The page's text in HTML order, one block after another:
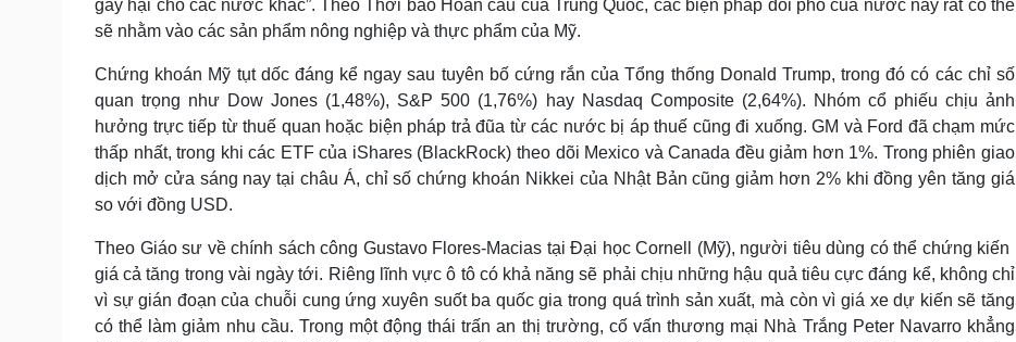
gây hại cho các nước khác”. Theo Thời báo Hoàn cầu của Trung Quốc, các biện pháp đối phó của nước này rất có thể
sẽ nhằm vào các sản phẩm nông nghiệp và thực phẩm của Mỹ.
Chứng khoán Mỹ tụt dốc đáng kể ngay sau tuyên bố cứng rắn của Tổng thống Donald Trump, trong đó có các chỉ số
quan trọng như Dow Jones (1,48%), S&P 500 (1,76%) hay Nasdaq Composite (2,64%). Nhóm cổ phiếu chịu ảnh
hưởng trực tiếp từ thuế quan hoặc biện pháp trả đũa từ các nước bị áp thuế cũng đi xuống. GM và Ford đã chạm mức
thấp nhất, trong khi các ETF của iShares (BlackRock) theo dõi Mexico và Canada đều giảm hơn 1%. Trong phiên giao
dịch mở cửa sáng nay tại châu Á, chỉ số chứng khoán Nikkei của Nhật Bản cũng giảm hơn 2% khi đồng yên tăng giá
so với đồng USD.
Theo Giáo sư về chính sách công Gustavo Flores-Macias tại Đại học Cornell (Mỹ), người tiêu dùng có thể chứng kiến ​​
giá cả tăng trong vài ngày tới. Riêng lĩnh vực ô tô có khả năng sẽ phải chịu những hậu quả tiêu cực đáng kể, không chỉ
vì sự gián đoạn của chuỗi cung ứng xuyên suốt ba quốc gia trong quá trình sản xuất, mà còn vì giá xe dự kiến ​​sẽ tăng
có thể làm giảm nhu cầu. Trong một động thái trấn an thị trường, cố vấn thương mại Nhà Trắng Peter Navarro khẳng